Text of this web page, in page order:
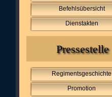
Befehlsübersicht
Dienstakten
Pressestelle
Regimentsgeschichte
Promotion